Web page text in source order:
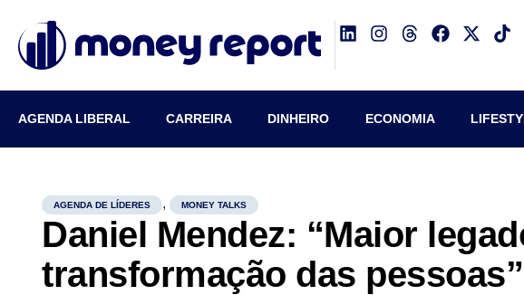
AGENDA LIBERAL CARREIRA DINHEIRO ECONOMIA
AGENDA DE LÍDERES , MONEY TALKS
Daniel Mendez: “Maior
transformação das pessoas”